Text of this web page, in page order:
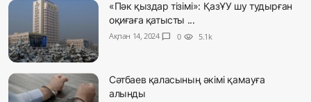
«Пәк қыздар тізімі»: ҚазҰУ шу тудырған
оқиғаға қатысты ...
Ақпан 14, 2024 chat_bubble 0 visibility 5.1k
Сәтбаев қаласының әкімі қамауға
алынды